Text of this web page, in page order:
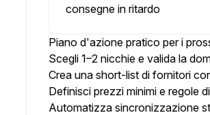
consegne in ritardo
Piano d'azione pratico per i
Scegli 1–2 nicchie e valida la
Crea una short-list di fornitori
Definisci prezzi minimi e regole
Automatizza sincronizzazione